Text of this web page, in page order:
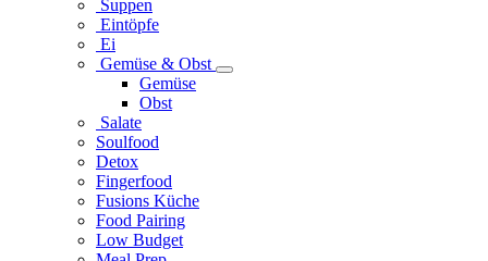
Suppen
Eintöpfe
Ei
Gemüse & Obst
Gemüse
Obst
Salate
Soulfood
Detox
Fingerfood
Fusions Küche
Food Pairing
Low Budget